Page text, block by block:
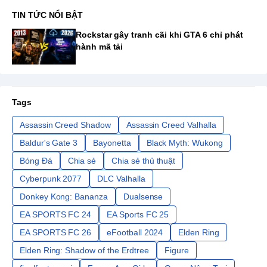
TIN TỨC NỔI BẬT
Rockstar gây tranh cãi khi GTA 6 chỉ phát
hành mã tải
Tags
Assassin Creed Shadow
Assassin Creed Valhalla
Baldur's Gate 3
Bayonetta
Black Myth: Wukong
Bóng Đá
Chia sẻ
Chia sẻ thủ thuật
Cyberpunk 2077
DLC Valhalla
Donkey Kong: Bananza
Dualsense
EA SPORTS FC 24
EA Sports FC 25
EA SPORTS FC 26
eFootball 2024
Elden Ring
Elden Ring: Shadow of the Erdtree
Figure